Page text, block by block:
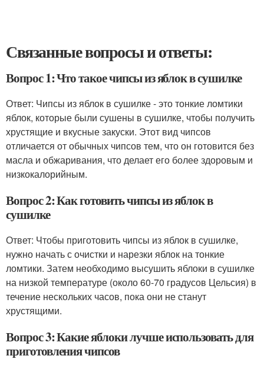
Связанные вопросы и ответы:
Вопрос 1: Что такое чипсы из яблок в сушилке
Ответ: Чипсы из яблок в сушилке - это тонкие ломтики
яблок, которые были сушены в сушилке, чтобы получить
хрустящие и вкусные закуски. Этот вид чипсов
отличается от обычных чипсов тем, что он готовится без
масла и обжаривания, что делает его более здоровым и
низкокалорийным.
Вопрос 2: Как готовить чипсы из яблок в
сушилке
Ответ: Чтобы приготовить чипсы из яблок в сушилке,
нужно начать с очистки и нарезки яблок на тонкие
ломтики. Затем необходимо высушить яблоки в сушилке
на низкой температуре (около 60-70 градусов Цельсия) в
течение нескольких часов, пока они не станут
хрустящими.
Вопрос 3: Какие яблоки лучше использовать для
приготовления чипсов